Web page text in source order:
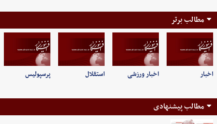
مطالب برتر
اخبار اخبار ورزشی استقلال پرسپولیس
مطالب پیشنهادی